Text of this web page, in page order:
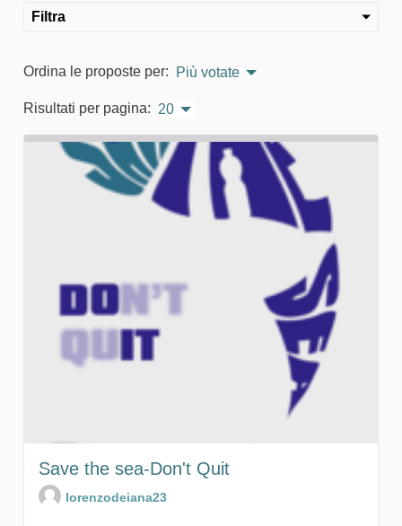
Filtra
Ordina le proposte per: Più votate
Risultati per pagina: 20
Save the sea-Don't Quit
lorenzodeiana23